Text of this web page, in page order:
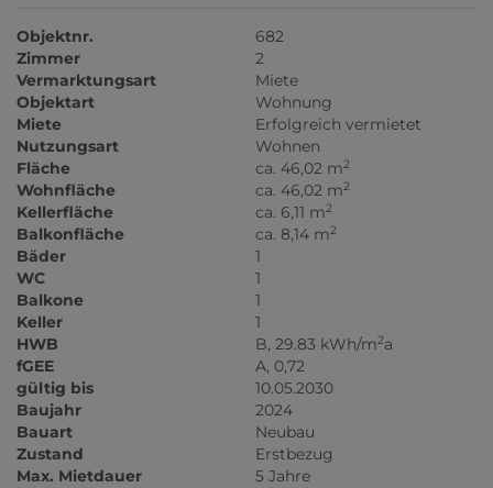
Objektnr.
682
Zimmer
2
Vermarktungsart
Miete
Objektart
Wohnung
Miete
Erfolgreich vermietet
Nutzungsart
Wohnen
Fläche
ca. 46,02 m2
Wohnfläche ca. 46,02 m2
Kellerfläche ca. 6,11 m2
Balkonfläche ca. 8,14 m2
Bäder
1
WC
1
Balkone
1
Keller
1
HWB
B, 29.83 kWh/m2a
fGEE
A, 0,72
gültig bis
10.05.2030
Baujahr
2024
Bauart
Neubau
Zustand
Erstbezug
Max. Mietdauer
5 Jahre